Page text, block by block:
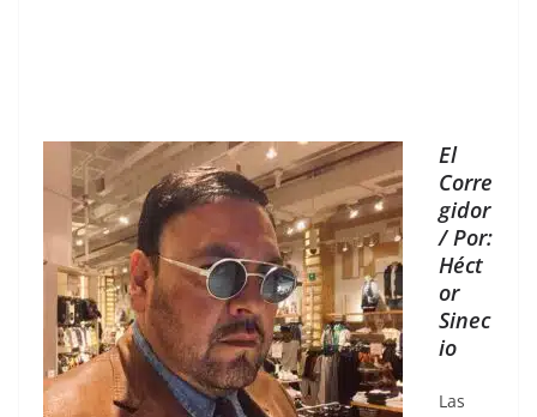
El
Corre
gidor
/ Por:
Héct
or
Sinec
io
Las